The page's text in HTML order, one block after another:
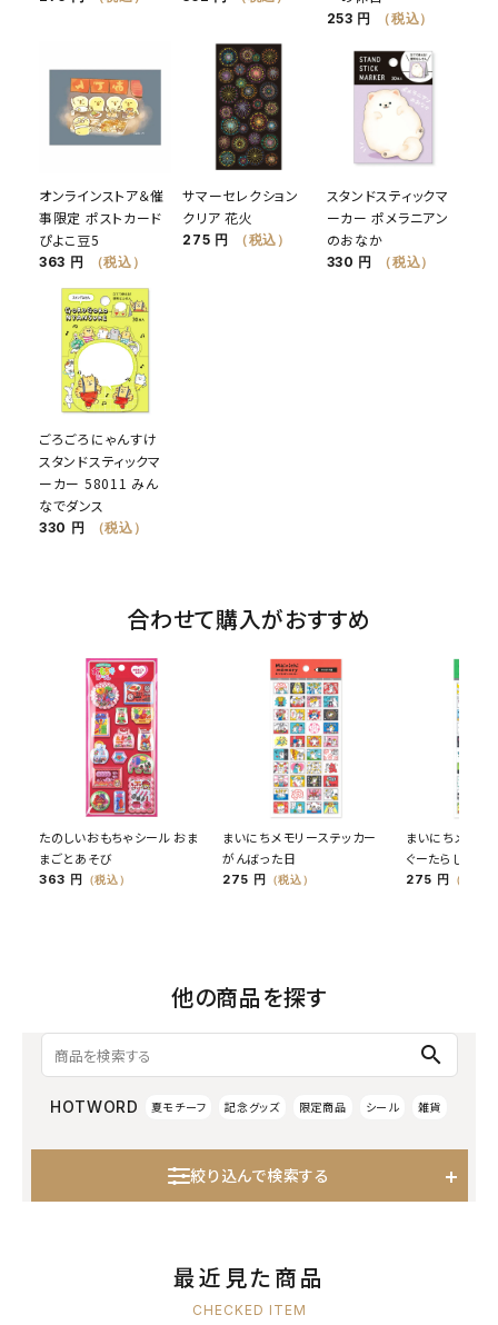
253 円 （税込）
オンラインストア＆催
事限定 ポストカード
ぴよこ豆5
363 円 （税込）
サマーセレクション
クリア 花火
275 円 （税込）
スタンドスティックマ
ーカー ポメラニアン
のおなか
330 円 （税込）
ごろごろにゃんすけ
スタンドスティックマ
ーカー 58011 みん
なでダンス
330 円 （税込）
合わせて購入がおすすめ
たのしいおもちゃシール おま
まごとあそび
363 円 （税込）
まいにちメモリーステッカー
がんばった日
275 円 （税込）
まいにちメモリ
ぐーたらした日
275 円 （税込）
他の商品を探す
search
HOTWORD 夏モチーフ 記念グッズ 限定商品 シール 雑貨
絞り込んで検索する
最近見た商品
CHECKED ITEM